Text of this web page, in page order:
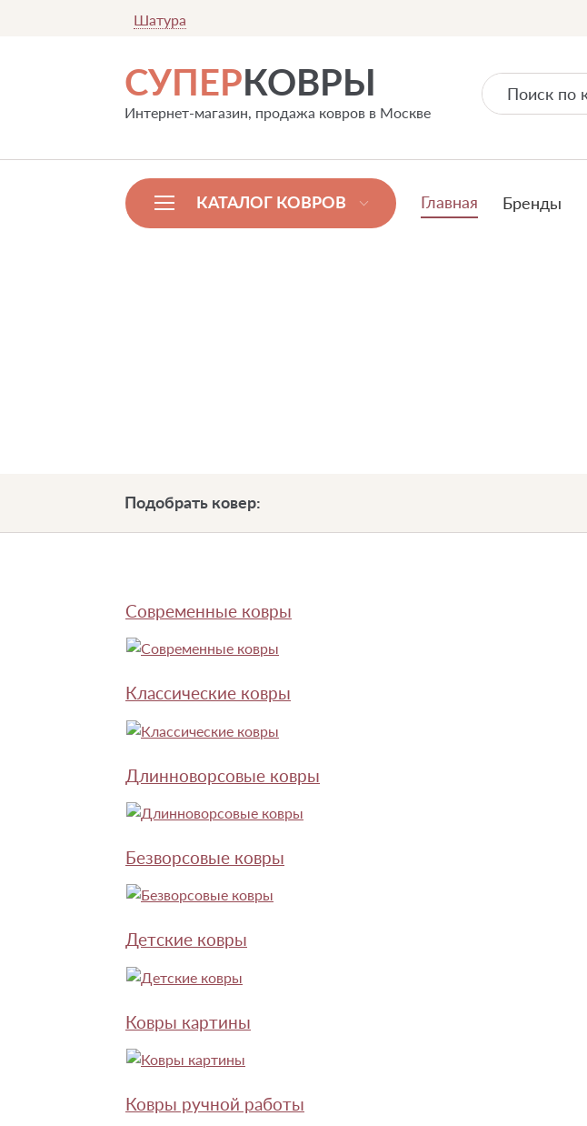
Шатура
СУПЕРКОВРЫ
Интернет-магазин, продажа ковров в Москве
КАТАЛОГ КОВРОВ Главная Бренды
Подобрать ковер:
Современные ковры
Классические ковры
Длинноворсовые ковры
Безворсовые ковры
Детские ковры
Ковры картины
Ковры ручной работы